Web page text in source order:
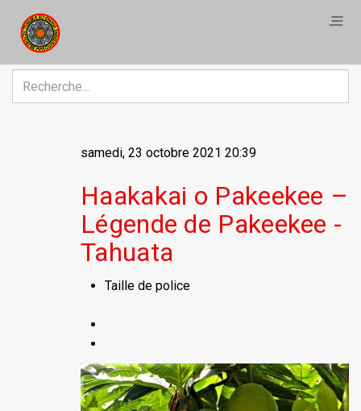
samedi, 23 octobre 2021 20:39
Haakakai o Pakeekee –
Légende de Pakeekee -
Tahuata
Taille de police